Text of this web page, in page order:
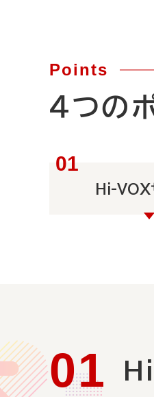
Points
４つの
Hi-VOX